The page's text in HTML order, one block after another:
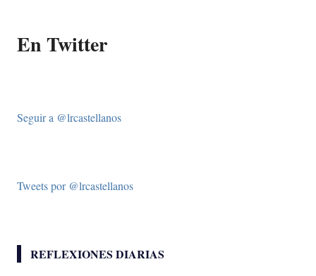
En Twitter
Seguir a @lrcastellanos
Tweets por @lrcastellanos
REFLEXIONES DIARIAS